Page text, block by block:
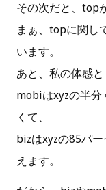
その次だと、top
まぁ、topに関し
います。
あと、私の体感
mobiはxyzの半分
くて、
bizはxyzの85パ
えます。